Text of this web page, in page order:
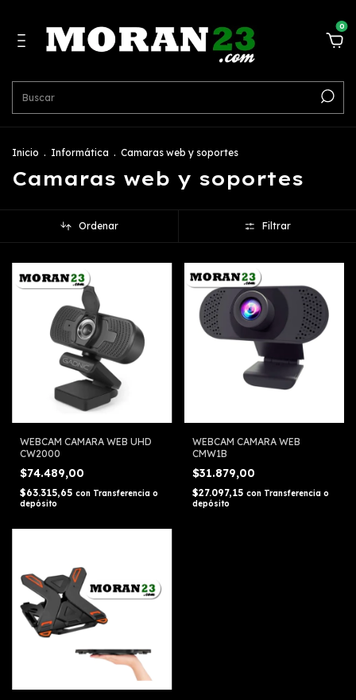
0
Inicio . Informática . Camaras web y soportes
Camaras web y soportes
Ordenar Filtrar
WEBCAM CAMARA WEB UHD
CW2000
$74.489,00
$63.315,65 con Transferencia o
depósito
WEBCAM CAMARA WEB
CMW1B
$31.879,00
$27.097,15 con Transferencia o
depósito